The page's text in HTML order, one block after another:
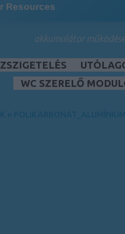
Resources
akkumulátor működése
WC SZERELŐ